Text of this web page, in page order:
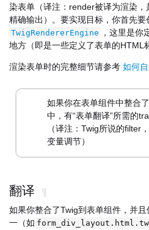
染表单（译注：render被译为渲染
精确输出）。要实现目标，你首先要
TwigRendererEngine
，这里是你
地方（即是一些定义了表单的HTML
渲染表单时的完整细节请参考 如何
如果你在表单组件中整合
中，有“表单翻译”所需的
（译注：Twig所说的filter
变量调节）
翻译 ¶
如果你整合了Twig到表单组件，并且
一（如